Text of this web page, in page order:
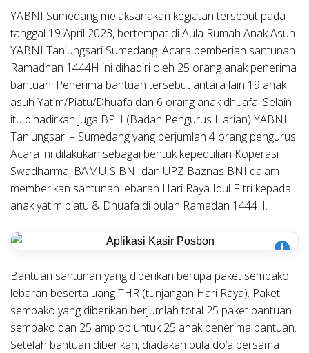
YABNI Sumedang melaksanakan kegiatan tersebut pada
tanggal 19 April 2023, bertempat di Aula Rumah Anak Asuh
YABNI Tanjungsari Sumedang. Acara pemberian santunan
Ramadhan 1444H ini dihadiri oleh 25 orang anak penerima
bantuan. Penerima bantuan tersebut antara lain 19 anak
asuh Yatim/Piatu/Dhuafa dan 6 orang anak dhuafa. Selain
itu dihadirkan juga BPH (Badan Pengurus Harian) YABNI
Tanjungsari – Sumedang yang berjumlah 4 orang pengurus.
Acara ini dilakukan sebagai bentuk kepedulian Koperasi
Swadharma, BAMUIS BNI dan UPZ Baznas BNI dalam
memberikan santunan lebaran Hari Raya Idul FItri kepada
anak yatim piatu & Dhuafa di bulan Ramadan 1444H.
i
Bantuan santunan yang diberikan berupa paket sembako
lebaran beserta uang THR (tunjangan Hari Raya). Paket
sembako yang diberikan berjumlah total 25 paket bantuan
sembako dan 25 amplop untuk 25 anak penerima bantuan.
Setelah bantuan diberikan, diadakan pula do’a bersama